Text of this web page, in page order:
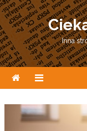
Skip
to
content
Inna